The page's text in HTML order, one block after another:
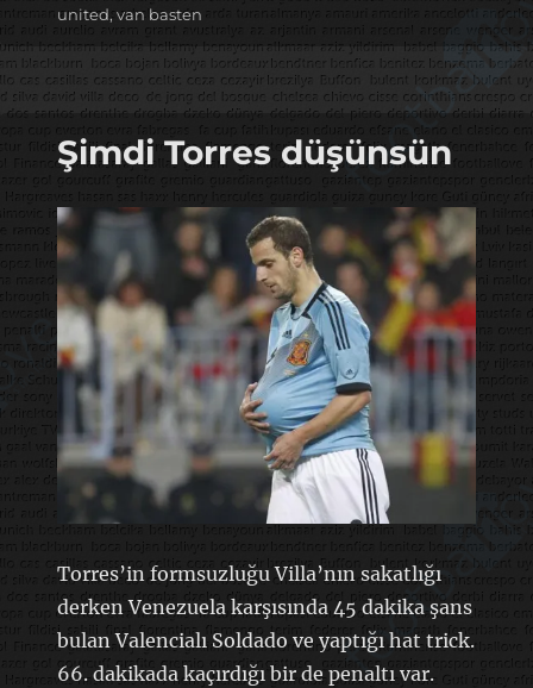
tarihi
united, van basten
Şimdi Torres düşünsün
Torres’in formsuzluğu Villa’nın sakatlığı
derken Venezuela karşısında 45 dakika şans
bulan Valencialı Soldado ve yaptığı hat trick.
66. dakikada kaçırdığı bir de penaltı var.